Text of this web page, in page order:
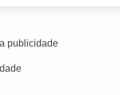
publicidade